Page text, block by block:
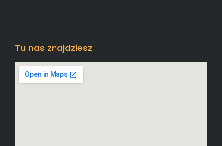
Tu nas znajdziesz